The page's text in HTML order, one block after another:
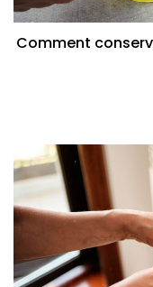
Comment